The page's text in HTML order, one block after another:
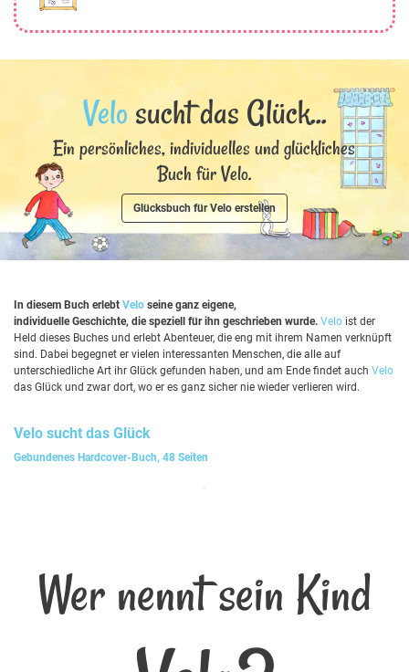
Velo sucht das Glück...
Ein persönliches, individuelles und glückliches
Buch für Velo.
Glücksbuch für Velo erstellen
In diesem Buch erlebt Velo seine ganz eigene,
individuelle Geschichte, die speziell für ihn geschrieben wurde. Velo ist der
Held dieses Buches und erlebt Abenteuer, die eng mit ihrem Namen verknüpft
sind. Dabei begegnet er vielen interessanten Menschen, die alle auf
unterschiedliche Art ihr Glück gefunden haben, und am Ende findet auch Velo
das Glück und zwar dort, wo er es ganz sicher nie wieder verlieren wird.
Velo sucht das Glück
Gebundenes Hardcover-Buch, 48 Seiten
Wer nennt sein Kind